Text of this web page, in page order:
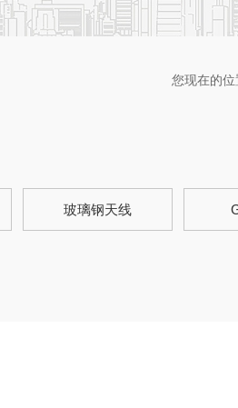
您现在的位
玻璃钢天线